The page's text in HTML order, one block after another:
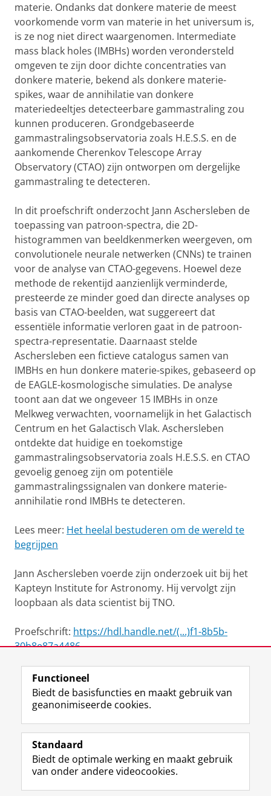
materie. Ondanks dat donkere materie de meest
voorkomende vorm van materie in het universum is,
is ze nog niet direct waargenomen. Intermediate
mass black holes (IMBHs) worden verondersteld
omgeven te zijn door dichte concentraties van
donkere materie, bekend als donkere materie-
spikes, waar de annihilatie van donkere
materiedeeltjes detecteerbare gammastraling zou
kunnen produceren. Grondgebaseerde
gammastralingsobservatoria zoals H.E.S.S. en de
aankomende Cherenkov Telescope Array
Observatory (CTAO) zijn ontworpen om dergelijke
gammastraling te detecteren.
In dit proefschrift onderzocht Jann Aschersleben de
toepassing van patroon-spectra, die 2D-
histogrammen van beeldkenmerken weergeven, om
convolutionele neurale netwerken (CNNs) te trainen
voor de analyse van CTAO-gegevens. Hoewel deze
methode de rekentijd aanzienlijk verminderde,
presteerde ze minder goed dan directe analyses op
basis van CTAO-beelden, wat suggereert dat
essentiële informatie verloren gaat in de patroon-
spectra-representatie. Daarnaast stelde
Aschersleben een fictieve catalogus samen van
IMBHs en hun donkere materie-spikes, gebaseerd op
de EAGLE-kosmologische simulaties. De analyse
toont aan dat we ongeveer 15 IMBHs in onze
Melkweg verwachten, voornamelijk in het Galactisch
Centrum en het Galactisch Vlak. Aschersleben
ontdekte dat huidige en toekomstige
gammastralingsobservatoria zoals H.E.S.S. en CTAO
gevoelig genoeg zijn om potentiële
gammastralingssignalen van donkere materie-
annihilatie rond IMBHs te detecteren.
Lees meer: Het heelal bestuderen om de wereld te
begrijpen
Jann Aschersleben voerde zijn onderzoek uit bij het
Kapteyn Institute for Astronomy. Hij vervolgt zijn
loopbaan als data scientist bij TNO.
Proefschrift: https://hdl.handle.net/(...)f1-8b5b-
30b8e87a4486
View this page in:English
Volg de RUG
F
a
e
b
L
i
k
e
R
S
-
f
I
n
t
Y
o
T
Studiekiezers
Functioneel
Biedt de basisfuncties en maakt gebruik van
geanonimiseerde cookies.
Standaard
Biedt de optimale werking en maakt gebruik
van onder andere videocookies.